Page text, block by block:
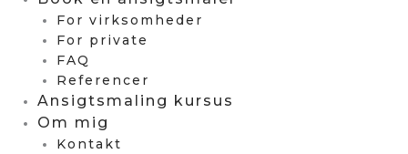
For virksomheder
For private
FAQ
Referencer
Ansigtsmaling kursus
Om mig
Kontakt